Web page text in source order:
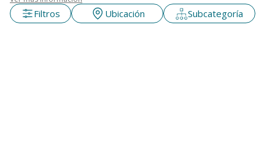
Filtros Ubicación Subcategoría